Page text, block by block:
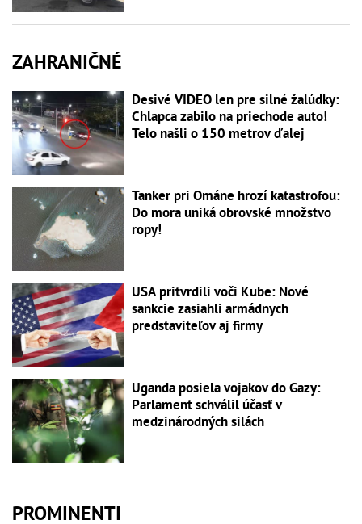
ZAHRANIČNÉ
Desivé VIDEO len pre silné žalúdky:
Chlapca zabilo na priechode auto!
Telo našli o 150 metrov ďalej
Tanker pri Ománe hrozí katastrofou:
Do mora uniká obrovské množstvo
ropy!
USA pritvrdili voči Kube: Nové
sankcie zasiahli armádnych
predstaviteľov aj firmy
Uganda posiela vojakov do Gazy:
Parlament schválil účasť v
medzinárodných silách
PROMINENTI